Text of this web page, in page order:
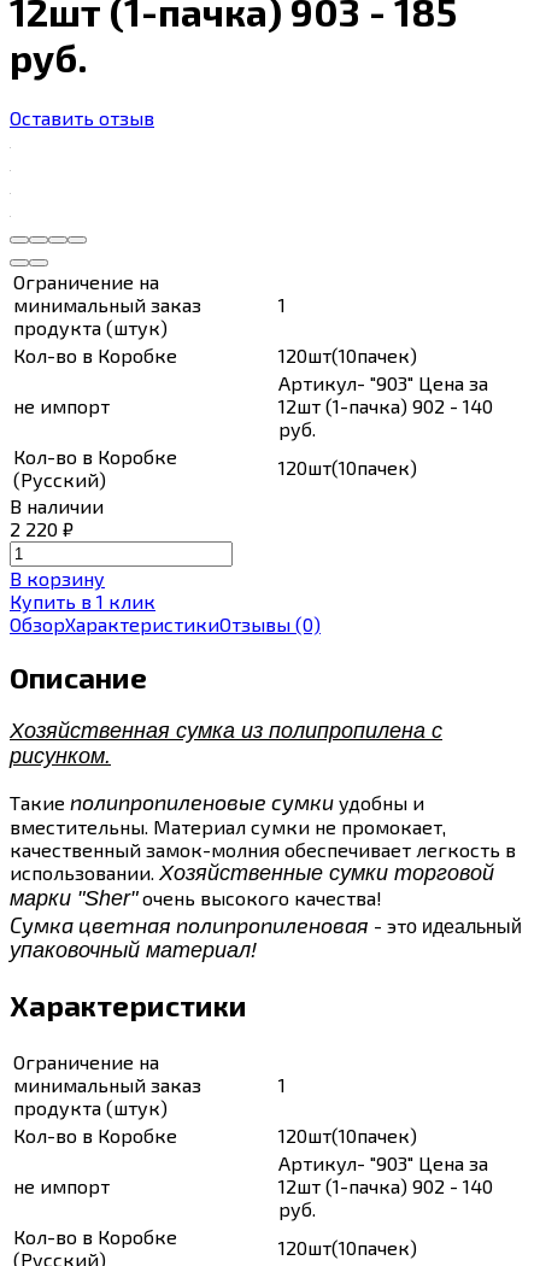
12шт (1-пачка) 903 - 185
руб.
Оставить отзыв
Ограничение на
минимальный заказ
продукта (штук)
1
Кол-во в Коробке 120шт(10пачек)
не импорт
Артикул- "903" Цена за
12шт (1-пачка) 902 - 140
руб.
Кол-во в Коробке
(Русский)
120шт(10пачек)
В наличии
2 220 ₽
В корзину
Купить в 1 клик
ОбзорХарактеристикиОтзывы (0)
Описание
Хозяйственная сумка из полипропилена с
рисунком.
Такие полипропиленовые сумки удобны и
вместительны. Материал сумки не промокает,
качественный замок-молния обеспечивает легкость в
использовании. Хозяйственные сумки торговой
марки "Sher"очень высокого качества!
Сумка цветная полипропиленовая - это идеальный
упаковочный материал!
Характеристики
Ограничение на
минимальный заказ
продукта (штук)
1
Кол-во в Коробке 120шт(10пачек)
не импорт
Артикул- "903" Цена за
12шт (1-пачка) 902 - 140
руб.
Кол-во в Коробке
(Русский)
120шт(10пачек)